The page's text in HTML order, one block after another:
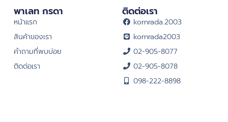
พาเลท กรดา
หน้าแรก
สินค้าของเรา
คำถามที่พบบ่อย
ติดต่อเรา
ติดต่อเรา
kornrada.2003
kornrada2003
02-905-8077
02-905-8078
098-222-8898